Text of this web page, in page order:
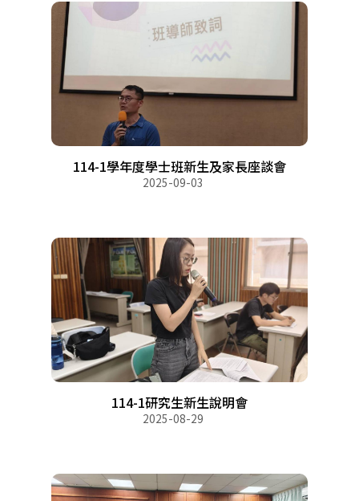
114-1學年度學士班新生及家長座談會
2025-09-03
114-1研究生新生說明會
2025-08-29